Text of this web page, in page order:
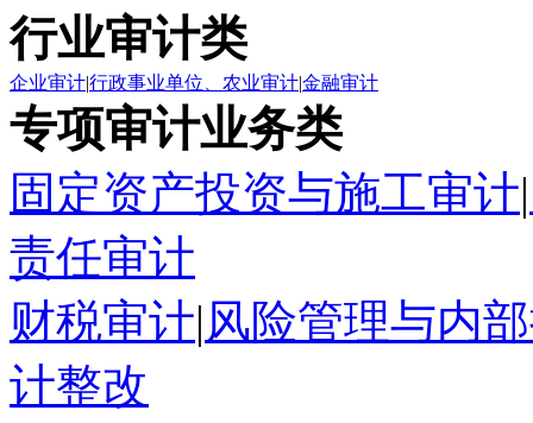
行业审计类
企业审计|行政事业单位、农业审计|金融审计
专项审计业务类
固定资产投资与施工审计|
责任审计
财税审计|风险管理与内
计整改